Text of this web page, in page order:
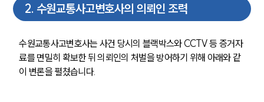
2. 수원교통사고변호사의 의뢰인 조력
수원교통사고변호사는 사건 당시의 블랙박스와 CCTV 등 증거자
료를 면밀히 확보한 뒤 의뢰인의 처벌을 방어하기 위해 아래와 같
이 변론을 펼쳤습니다.